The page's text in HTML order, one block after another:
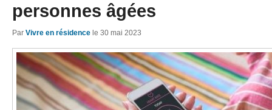
personnes âgées
Par Vivre en résidence le 30 mai 2023